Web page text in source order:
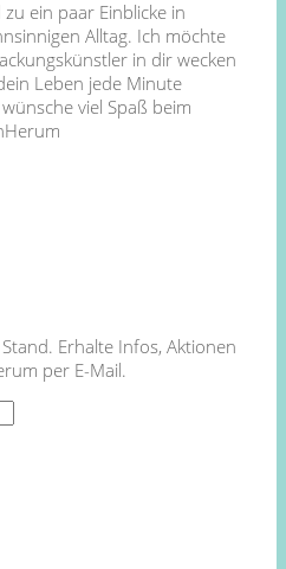
ein paar Einblicke in
Alltag. Ich möchte
in dir wecken
Leben jede Minute
viel Spaß beim
Erhalte Infos, Aktionen
per E-Mail.